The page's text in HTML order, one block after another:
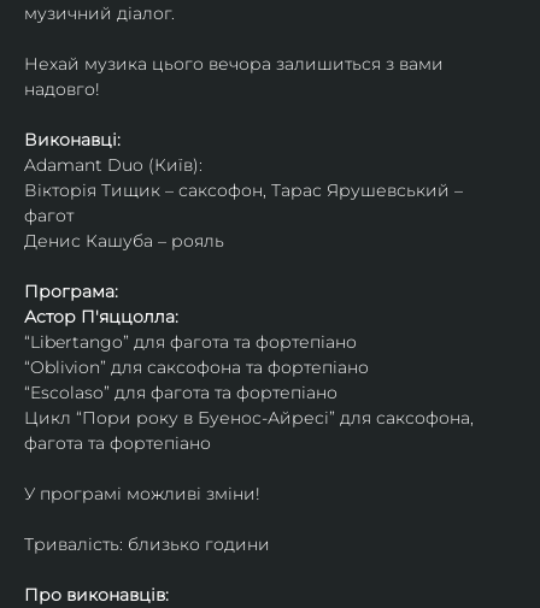
музичний діалог.
Нехай музика цього вечора залишиться з вами
надовго!
Виконавці:
Adamant Duo (Київ):
Вікторія Тищик – саксофон, Тарас Ярушевський –
фагот
Денис Кашуба – рояль
Програма:
Астор П'яццолла:
“Libertango” для фагота та фортепіано
“Oblivion” для саксофона та фортепіано
“Escolaso” для фагота та фортепіано
Цикл “Пори року в Буенос-Айресі” для саксофона,
фагота та фортепіано
У програмі можливі зміни!
Тривалість: близько години
Про виконавців: